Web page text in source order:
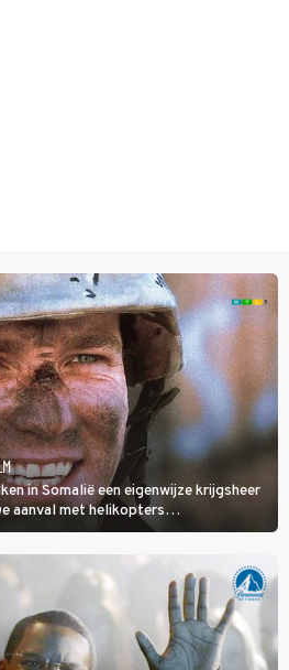
in Somalië een eigenwijze krijgsheer
aanval met helikopters
dramatisch.